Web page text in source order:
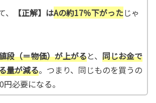
、 【正解】はAの約17％下がったじゃ
段（＝物価）が上がると、 同じお金で
量が減る。つまり、同じものを買うの
円必要になる。